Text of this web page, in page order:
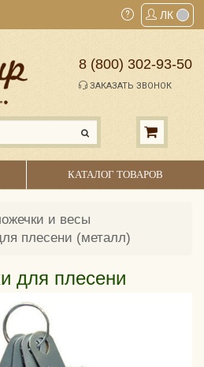
ЛК
8 (800) 302-93-50
ЗАКАЗАТЬ ЗВОНОК
КАТАЛОГ ТОВАРОВ
и весы
плесени (металл)
для плесени